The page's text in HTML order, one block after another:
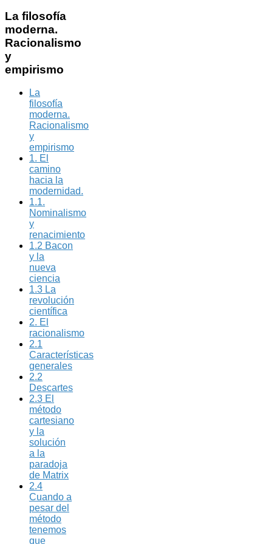
La filosofía
moderna.
Racionalismo
y
empirismo
La
filosofía
moderna.
Racionalismo
y
empirismo
1. El
camino
hacia la
modernidad.
1.1.
Nominalismo
y
renacimiento
1.2 Bacon
y la
nueva
ciencia
1.3 La
revolución
científica
2. El
racionalismo
2.1
Características
generales
2.2
Descartes
2.3 El
método
cartesiano
y la
solución
a la
paradoja
de Matrix
2.4
Cuando a
pesar del
método
tenemos
que